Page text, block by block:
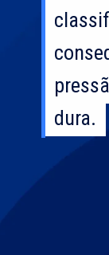
dura.
dura.